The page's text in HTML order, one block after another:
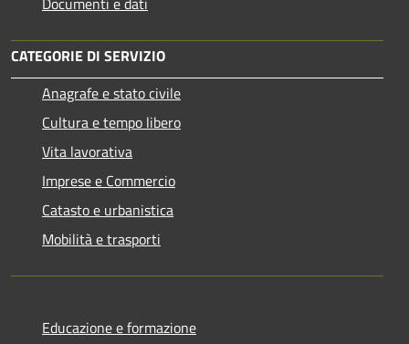
CATEGORIE DI SERVIZIO
Anagrafe e stato civile
Cultura e tempo libero
Vita lavorativa
Imprese e Commercio
Catasto e urbanistica
Mobilità e trasporti
Educazione e formazione